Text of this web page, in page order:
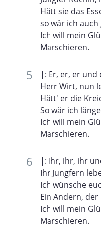
Hätt sie das
so wär ich
Ich will mein
Marschieren.
|: Er, er, er und
Herr Wirt, nun
Hätt' er die
So wär ich
Ich will mein
Marschieren.
|: Ihr, ihr, ihr
Ihr Jungfern
Ich wünsche
Ein Andern,
Ich will mein
Marschieren.